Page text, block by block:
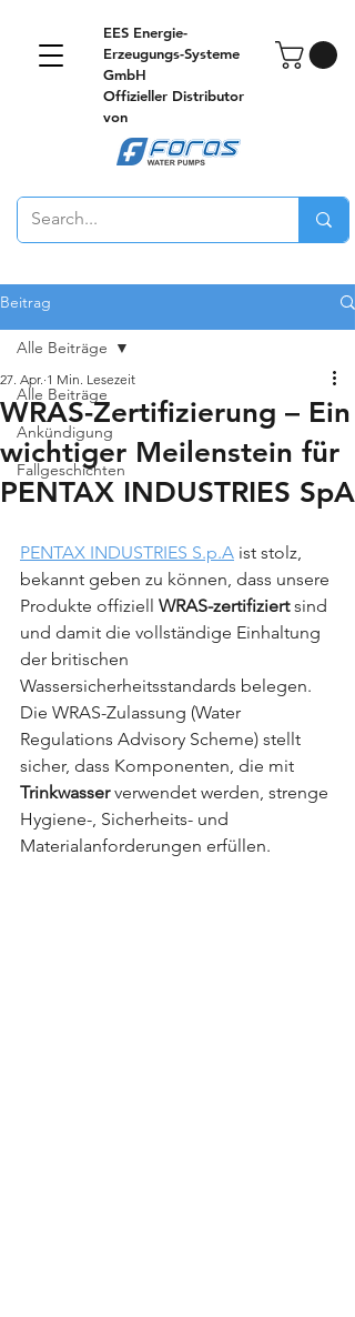
EES Energie-
Erzeugungs-Systeme
GmbH
Offizieller Distributor
von
Beitrag
Alle Beiträge
Ankündigung
Fallgeschichten
Alle Beiträge
WRAS-Zertifizierung – Ein
wichtiger Meilenstein für
PENTAX INDUSTRIES SpA
27. Apr. 1 Min. Lesezeit
PENTAX INDUSTRIES S.p.A ist stolz,
bekannt geben zu können, dass unsere
Produkte offiziell WRAS-zertifiziert sind
und damit die vollständige Einhaltung
der britischen
Wassersicherheitsstandards belegen.
Die WRAS-Zulassung (Water
Regulations Advisory Scheme) stellt
sicher, dass Komponenten, die mit
Trinkwasser verwendet werden, strenge
Hygiene-, Sicherheits- und
Materialanforderungen erfüllen.